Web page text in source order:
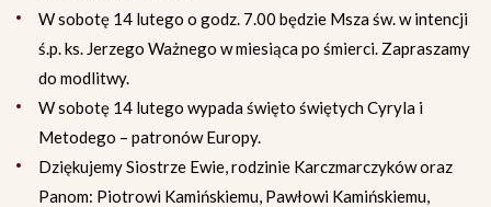
W sobotę 14 lutego o godz. 7.00 będzie Msza św. w intencji
ś.p. ks. Jerzego Ważnego w miesiąca po śmierci. Zapraszamy
do modlitwy.
W sobotę 14 lutego wypada święto świętych Cyryla i
Metodego – patronów Europy.
Dziękujemy Siostrze Ewie, rodzinie Karczmarczyków oraz
Panom: Piotrowi Kamińskiemu, Pawłowi Kamińskiemu,